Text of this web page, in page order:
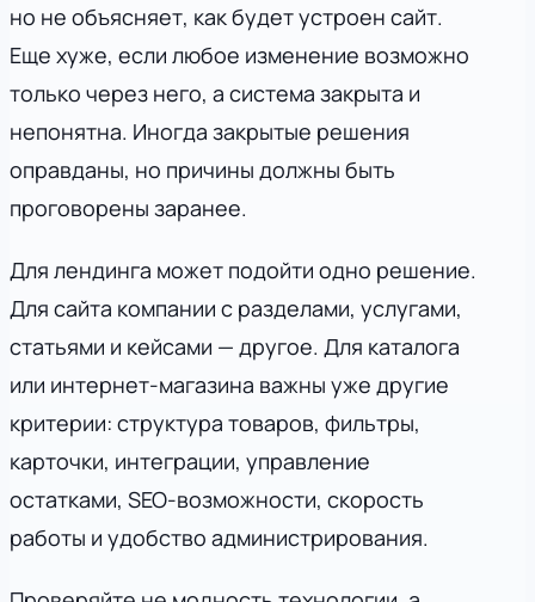
но не объясняет, как будет устроен сайт.
Еще хуже, если любое изменение возможно
только через него, а система закрыта и
непонятна. Иногда закрытые решения
оправданы, но причины должны быть
проговорены заранее.
Для лендинга может подойти одно решение.
Для сайта компании с разделами, услугами,
статьями и кейсами — другое. Для каталога
или интернет-магазина важны уже другие
критерии: структура товаров, фильтры,
карточки, интеграции, управление
остатками, SEO-возможности, скорость
работы и удобство администрирования.